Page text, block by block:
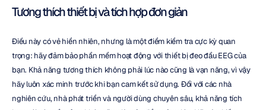
Tương thích thiết bị và tích hợp đơn giản
Điều này có vẻ hiển nhiên, nhưng là một điểm kiểm tra cực kỳ quan
trọng: hãy đảm bảo phần mềm hoạt động với thiết bị đeo đầu EEG của
bạn. Khả năng tương thích không phải lúc nào cũng là vạn năng, vì vậy
hãy luôn xác minh trước khi bạn cam kết sử dụng. Đối với các nhà
nghiên cứu, nhà phát triển và người dùng chuyên sâu, khả năng tích